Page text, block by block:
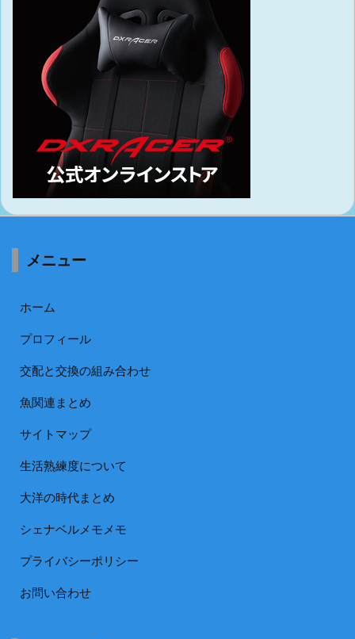
メニュー
ホーム
プロフィール
交配と交換の組み合わせ
魚関連まとめ
サイトマップ
生活熟練度について
大洋の時代まとめ
シェナベルメモメモ
プライバシーポリシー
お問い合わせ